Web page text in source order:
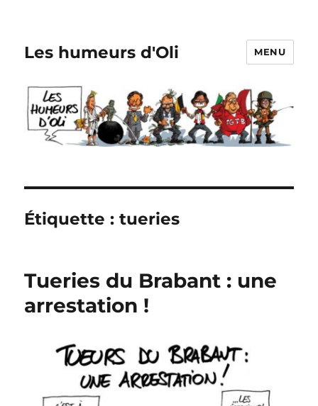
Les humeurs d'Oli MENU
Étiquette :tueries
Tueries du Brabant : une
arrestation !